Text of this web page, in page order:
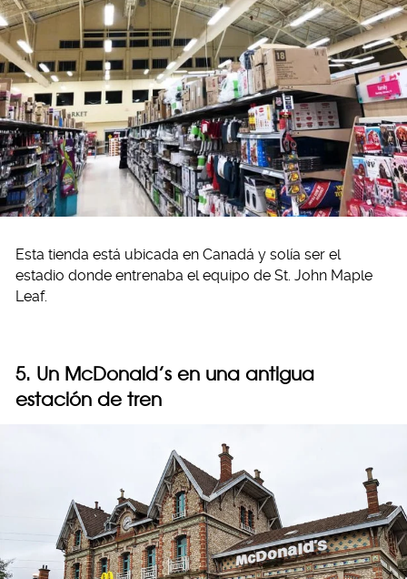
Esta tienda está ubicada en Canadá y solía ser el
estadio donde entrenaba el equipo de St. John Maple
Leaf.
5. Un McDonald’s en una antigua
estación de tren